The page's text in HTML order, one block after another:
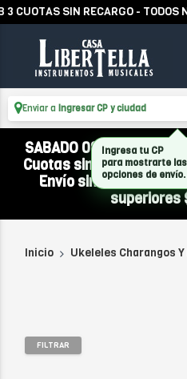
SIN RECARGO - TODOS
Enviar a Ingresar CP y ciudad
SABADO 08/08
Cuotas sin interés
Envío sin cargo a
superiores
Inicio Ukeleles Charangos Y
FILTRAR
Ingresa tu CP
para mostrarte
opciones de envío.